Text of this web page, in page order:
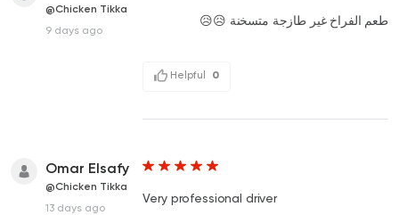
@Chicken Tikka
9 days ago
طعم الفراخ غير طازجة متسخنة 😥😥
Helpful 0
Omar Elsafy
@Chicken Tikka
13 days ago
Very professional driver